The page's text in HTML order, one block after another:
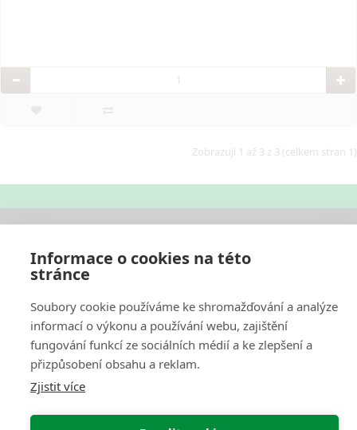
Informace o cookies na této
stránce
Soubory cookie používáme ke shromažďování a analýze
informací o výkonu a používání webu, zajištění
fungování funkcí ze sociálních médií a ke zlepšení a
přizpůsobení obsahu a reklam.
Zjistit více
Zobrazuji 1 až 3 z 3 (celkem stran 1)
O Nás
Pro Zákazníky
Informace
Můj Účet
Interkontakt.store © 2026